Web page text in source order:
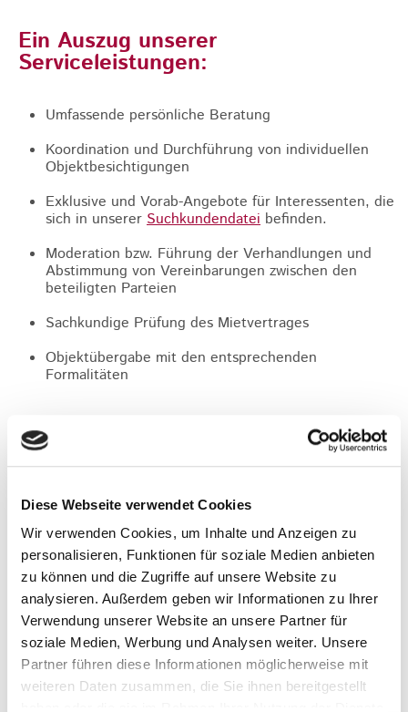
Diese Webseite verwendet Cookies
Wir verwenden Cookies, um Inhalte und Anzeigen zu
personalisieren, Funktionen für soziale Medien anbieten
zu können und die Zugriffe auf unsere Website zu
analysieren. Außerdem geben wir Informationen zu Ihrer
Verwendung unserer Website an unsere Partner für
soziale Medien, Werbung und Analysen weiter. Unsere
Partner führen diese Informationen möglicherweise mit
weiteren Daten zusammen, die Sie ihnen bereitgestellt
Ein Auszug unserer
Serviceleistungen:
Umfassende persönliche Beratung
Koordination und Durchführung von individuellen
Objektbesichtigungen
Exklusive und Vorab-Angebote für Interessenten, die
sich in unserer Suchkundendatei befinden.
Moderation bzw. Führung der Verhandlungen und
Abstimmung von Vereinbarungen zwischen den
beteiligten Parteien
Sachkundige Prüfung des Mietvertrages
Objektübergabe mit den entsprechenden
Formalitäten
Eine kleine Auswahl der aktuellen und bereits
Angebote
Diskrete Vermittlung durch Eintrag in unsere
Suchkundendatei